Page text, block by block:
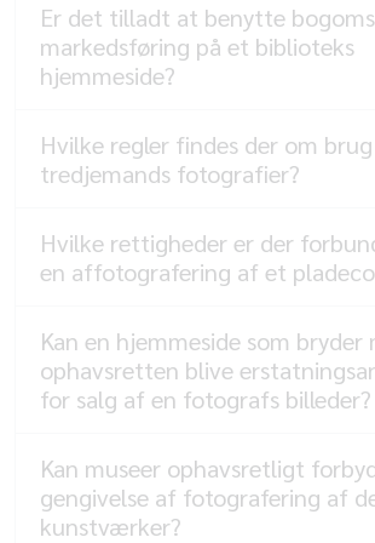
Er det tilladt at benytte
markedsføring på et biblioteks
hjemmeside?
Hvilke regler findes der om
tredjemands fotografier?
Hvilke rettigheder er der
en affotografering af et
Kan en hjemmeside som bryder
ophavsretten blive
for salg af en fotografs billeder?
Kan museer ophavsretligt
gengivelse af fotografering af
kunstværker?